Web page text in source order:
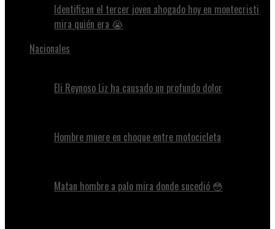
Identifican el tercer joven ahogado hoy en montecristi
mira quién era 😭
Nacionales
Eli Reynoso Liz ha causado un profundo dolor
Hombre muere en choque entre motocicleta
Matan hombre a palo mira donde sucedió 😳